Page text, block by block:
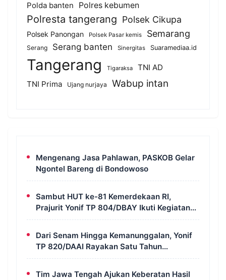
Polda banten
Polres kebumen
Polresta tangerang Polsek Cikupa
Polsek Panongan Polsek Pasar kemis Semarang
Serang Serang banten Sinergitas Suaramediaa.id
Tangerang Tigaraksa
TNI AD
TNI Prima
Ujang nurjaya Wabup intan
Mengenang Jasa Pahlawan, PASKOB Gelar
Ngontel Bareng di Bondowoso
Sambut HUT ke-81 Kemerdekaan RI,
Prajurit Yonif TP 804/DBAY Ikuti Kegiatan
Donor Darah
Dari Senam Hingga Kemanunggalan, Yonif
TP 820/DAAI Rayakan Satu Tahun
Pengabdian dengan Semangat
Kebersamaan
Tim Jawa Tengah Ajukan Keberatan Hasil